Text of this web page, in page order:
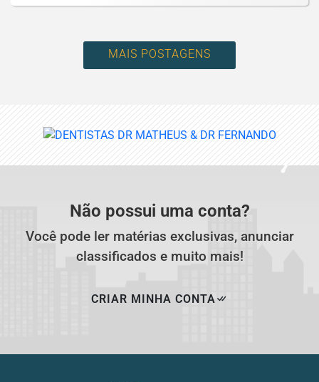
MAIS POSTAGENS
Não possui uma conta?
Você pode ler matérias exclusivas, anunciar
classificados e muito mais!
CRIAR MINHA CONTA